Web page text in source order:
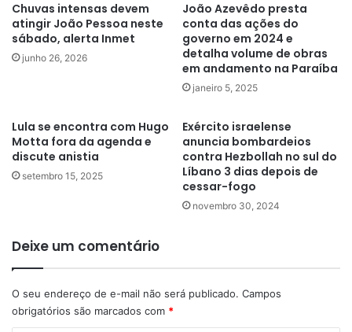
Chuvas intensas devem
atingir João Pessoa neste
sábado, alerta Inmet
junho 26, 2026
João Azevêdo presta
conta das ações do
governo em 2024 e
detalha volume de obras
em andamento na Paraíba
janeiro 5, 2025
Lula se encontra com Hugo
Motta fora da agenda e
discute anistia
setembro 15, 2025
Exército israelense
anuncia bombardeios
contra Hezbollah no sul do
Líbano 3 dias depois de
cessar-fogo
novembro 30, 2024
Deixe um comentário
O seu endereço de e-mail não será publicado. Campos
obrigatórios são marcados com *